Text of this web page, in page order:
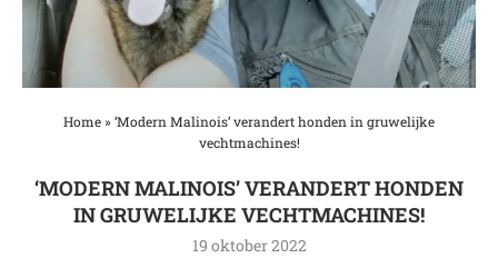
Home» ‘Modern Malinois’ verandert honden in gruwelijke
vechtmachines!
‘MODERN MALINOIS’ VERANDERT HONDEN
IN GRUWELIJKE VECHTMACHINES!
19 oktober 2022